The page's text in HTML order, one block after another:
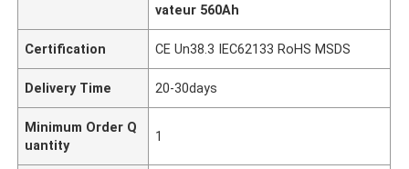
vateur 560Ah
Certification CE Un38.3 IEC62133 RoHS MSDS
Delivery Time 20-30days
Minimum Order Q
uantity
1